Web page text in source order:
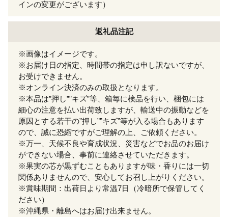
インの変更がございます）
返礼品注記
※画像はイメージです。
※お届け日の指定、時間帯の指定は申し訳ないですが、
お受けできません。
※オンライン決済のみの取扱となります。
※本品は”押し””キズ”等、箱毎に検品を行い、梱包には
細心の注意を払い出荷致しますが、輸送中の振動などを
原因とする若干の”押し””キズ”等が入る場合もあります
ので、誠に恐縮ですがご理解の上、ご依頼ください。
※万一、天候不良や育成状況、災害などでお品のお届け
ができない場合、事前に連絡させていただきます。
※果実の芯が黒ずむこともありますが味・香りには一切
関係ありませんので、安心してお召し上がりください。
※賞味期間：出荷日より常温7日（冷暗所で保管してく
ださい）
※沖縄県・離島へはお届け出来ません。